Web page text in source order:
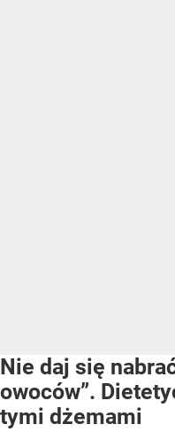
Nie daj się
owoców”.
tymi dżemami